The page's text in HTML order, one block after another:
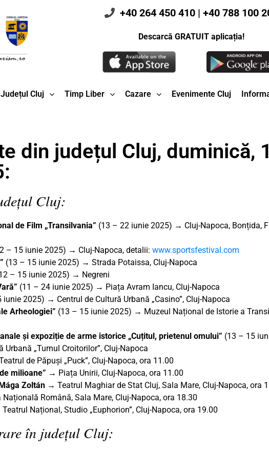
+40 264 450 410 | +40 788 100
Descarcă GRATUIT aplicația!
Cluj Timp Liber Cazare Evenimente Cluj
din județul Cluj, duminică,
Cluj:
de Film „Transilvania” (13 – 22 iunie 2025) → Cluj-Napoca, Bonțida,
– 15 iunie 2025) → Cluj-Napoca, detalii: www.sportsfestival.com
(13 – 15 iunie 2025) → Strada Potaissa, Cluj-Napoca
– 15 iunie 2025) → Negreni
(11 – 24 iunie 2025) → Piața Avram Iancu, Cluj-Napoca
iunie 2025) → Centrul de Cultură Urbană „Casino”, Cluj-Napoca
Arheologiei” (13 – 15 iunie 2025) → Muzeul Național de Istorie a
și expoziție de arme istorice „Cuțitul, prietenul omului” (13 – 15
Urbană „Turnul Croitorilor”, Cluj-Napoca
de Păpuși „Puck”, Cluj-Napoca, ora 11.00
milioane” → Piața Unirii, Cluj-Napoca, ora 11.00
Zoltán → Teatrul Maghiar de Stat Cluj, Sala Mare, Cluj-Napoca, ora
Națională Română, Sala Mare, Cluj-Napoca, ora 18.30
Teatrul Național, Studio „Euphorion”, Cluj-Napoca, ora 19.00
în județul Cluj: